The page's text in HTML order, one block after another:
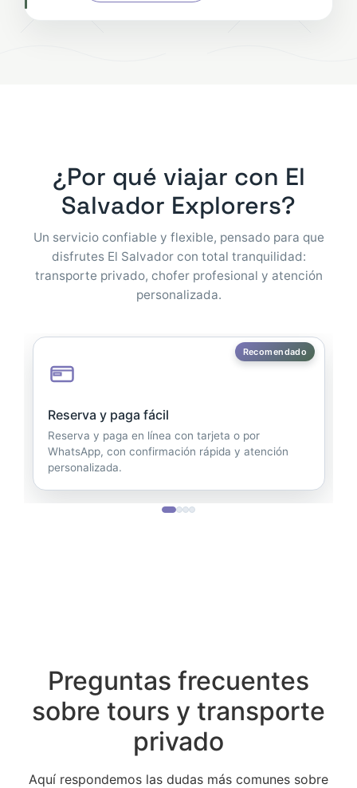
¿Por qué viajar con El
Salvador Explorers?
Un servicio confiable y flexible, pensado para que
disfrutes El Salvador con total tranquilidad:
transporte privado, chofer profesional y atención
personalizada.
Recomendado
Reserva y paga fácil
Reserva y paga en línea con tarjeta o por
WhatsApp, con confirmación rápida y atención
personalizada.
Preguntas frecuentes
sobre tours y transporte
privado
Aquí respondemos las dudas más comunes sobre